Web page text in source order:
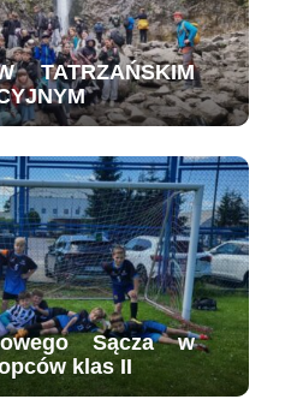
TATRZAŃSKIM
Sącza w
klas II